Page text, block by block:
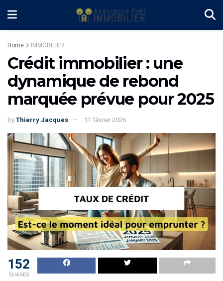
Home IMMOBILIER
Crédit immobilier : une
dynamique de rebond
marquée prévue pour 2025
by Thierry Jacques 11 février 2026
152
SHARES